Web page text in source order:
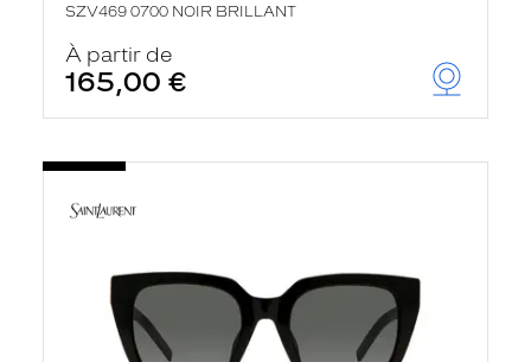
SZV469 0700 NOIR BRILLANT
À partir de
165,00 €